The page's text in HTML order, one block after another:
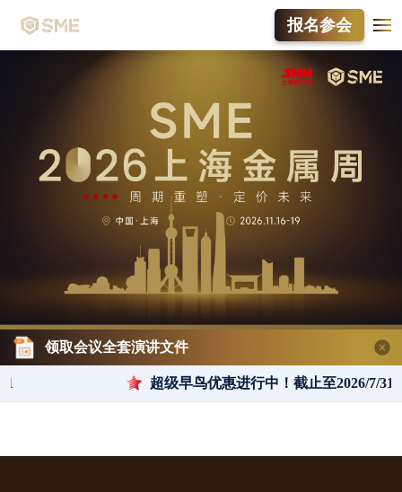
报名参会
领取会议全套演讲文件
超级早鸟优惠进行中！截止至2026/7/31